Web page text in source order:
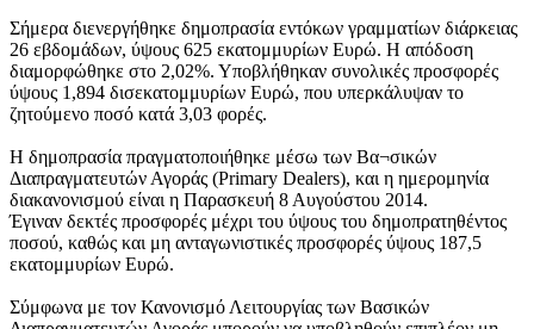
Σήμερα διενεργήθηκε δημοπρασία εντόκων γραμματίων διάρκειας
26 εβδομάδων, ύψους 625 εκατομμυρίων Ευρώ. Η απόδοση
διαμορφώθηκε στο 2,02%. Υποβλήθηκαν συνολικές προσφορές
ύψους 1,894 δισεκατομμυρίων Ευρώ, που υπερκάλυψαν το
ζητούμενο ποσό κατά 3,03 φορές.
Η δημοπρασία πραγματοποιήθηκε μέσω των Βα¬σικών
Διαπραγματευτών Αγοράς (Primary Dealers), και η ημερομηνία
διακανονισμού είναι η Παρασκευή 8 Αυγούστου 2014.
Έγιναν δεκτές προσφορές μέχρι του ύψους του δημοπρατηθέντος
ποσού, καθώς και μη ανταγωνιστικές προσφορές ύψους 187,5
εκατομμυρίων Ευρώ.
Σύμφωνα με τον Κανονισμό Λειτουργίας των Βασικών